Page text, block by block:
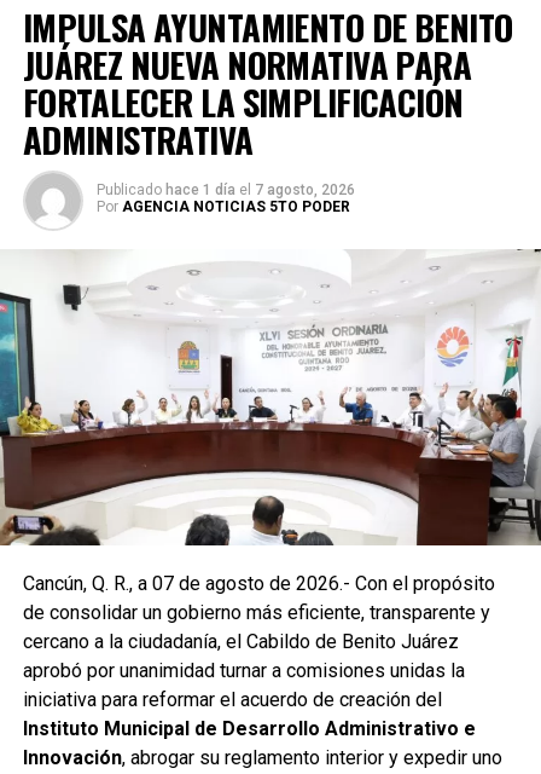
Posteriormente, en la Supermanzana 238, se atendió la
solicitud de vecinos mediante el desazolve de un pozo
pluvial localizado en el cruce de la Calle 53 con Calle 112.
Con apoyo de una máquina perforadora y una unidad
Vactor, se liberó el captador para prevenir
encharcamientos y mejorar el flujo hidráulico, lo que fue
reconocido por la comunidad como una respuesta
oportuna del gobierno municipal.
se reconstruyó la losa de bóveda y se instaló una nueva
rejilla en un pozo dañado por el tránsito de vehículos
pesados. De manera simultánea, se recuperó un espacio
público utilizado como basurero clandestino, del cual se
han retirado aproximadamente 150 toneladas de
escombros, cacharros y desechos vegetales. Se estima
que el saneamiento concluirá en dos días.
IMPULSA AYUNTAMIENTO DE BENITO
JUÁREZ NUEVA NORMATIVA PARA
FORTALECER LA SIMPLIFICACIÓN
ADMINISTRATIVA
Publicado hace 1 día el 7 agosto, 2026
Por AGENCIA NOTICIAS 5TO PODER
Cancún, Q. R., a 07 de agosto de 2026.- Con el propósito
de consolidar un gobierno más eficiente, transparente y
cercano a la ciudadanía, el Cabildo de Benito Juárez
aprobó por unanimidad turnar a comisiones unidas la
iniciativa para reformar el acuerdo de creación del
Instituto Municipal de Desarrollo Administrativo e
Innovación, abrogar su reglamento interior y expedir uno